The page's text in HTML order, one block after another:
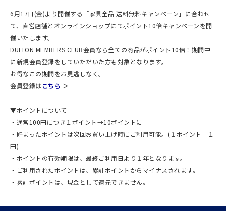
6月17日(金)より開催する「家具全品 送料無料キャンペーン」に合わせ
て、直営店舗とオンラインショップにてポイント10倍キャンペーンを開
催いたします。
DULTON MEMBERS CLUB会員なら全ての商品がポイント10倍！期間中
に新規会員登録をしていただいた方も対象となります。
お得なこの期間をお見逃しなく。
会員登録はこちら ＞
▼ポイントについて
・通常100円につき１ポイント→10ポイントに
・貯まったポイントは次回お買い上げ時にご利用可能。(１ポイント＝１
円)
・ポイントの有効期限は、最終ご利用日より１年となります。
・ご利用されたポイントは、累計ポイントからマイナスされます。
・累計ポイントは、現金として還元できません。